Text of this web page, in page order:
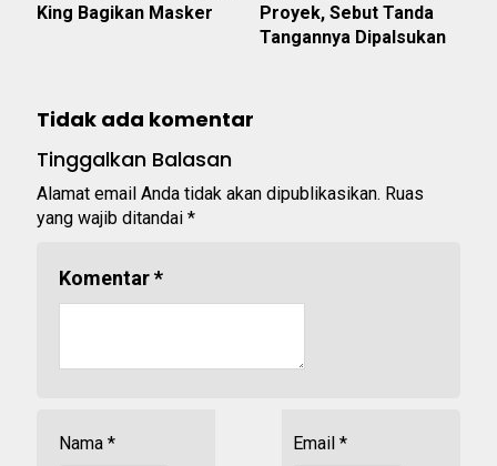
King Bagikan Masker
Proyek, Sebut Tanda
Tangannya Dipalsukan
Tidak ada komentar
Tinggalkan Balasan
Alamat email Anda tidak akan dipublikasikan. Ruas
yang wajib ditandai *
Komentar*
Nama * Email *